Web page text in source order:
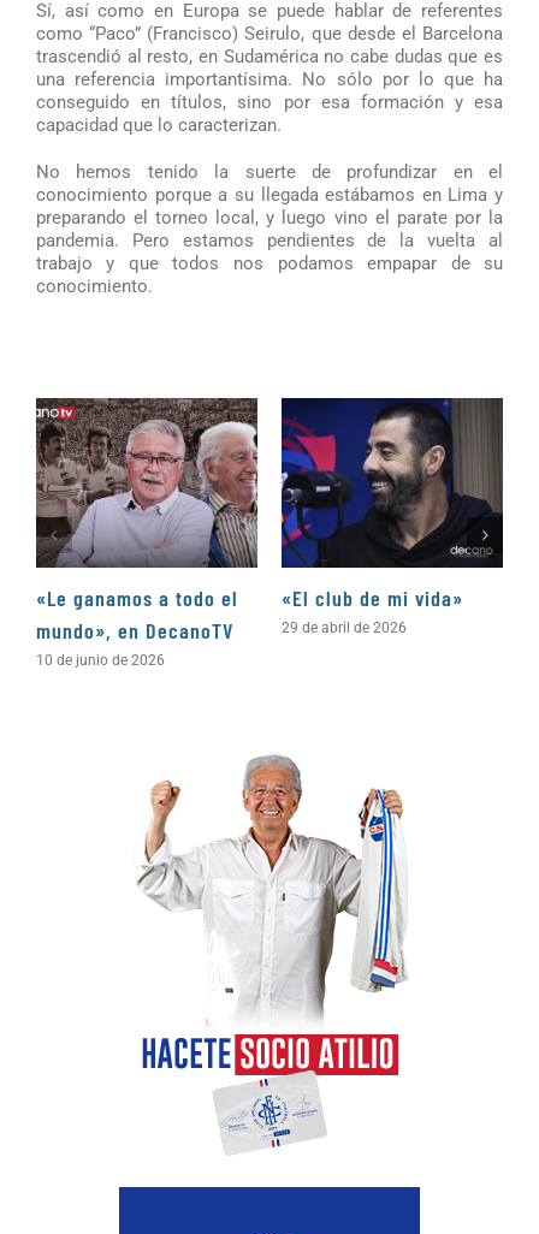
Sí, así como en Europa se puede hablar de referentes
como “Paco” (Francisco) Seirulo, que desde el Barcelona
trascendió al resto, en Sudamérica no cabe dudas que es
una referencia importantísima. No sólo por lo que ha
conseguido en títulos, sino por esa formación y esa
capacidad que lo caracterizan.
No hemos tenido la suerte de profundizar en el
conocimiento porque a su llegada estábamos en Lima y
preparando el torneo local, y luego vino el parate por la
pandemia. Pero estamos pendientes de la vuelta al
trabajo y que todos nos podamos empapar de su
conocimiento.
«Le ganamos a todo el
mundo», en DecanoTV
10 de junio de 2026
«El club de mi vida»
29 de abril de 2026